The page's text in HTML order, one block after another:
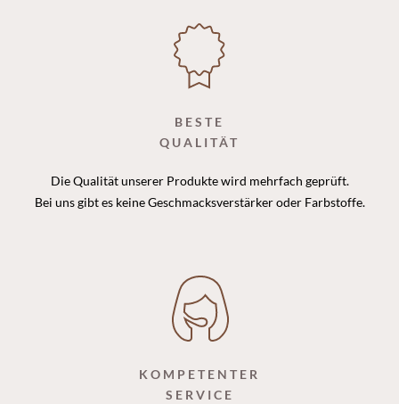
BESTE
QUALITÄT
Die Qualität unserer Produkte wird mehrfach geprüft.
Bei uns gibt es keine Geschmacksverstärker oder Farbstoffe.
KOMPETENTER
SERVICE